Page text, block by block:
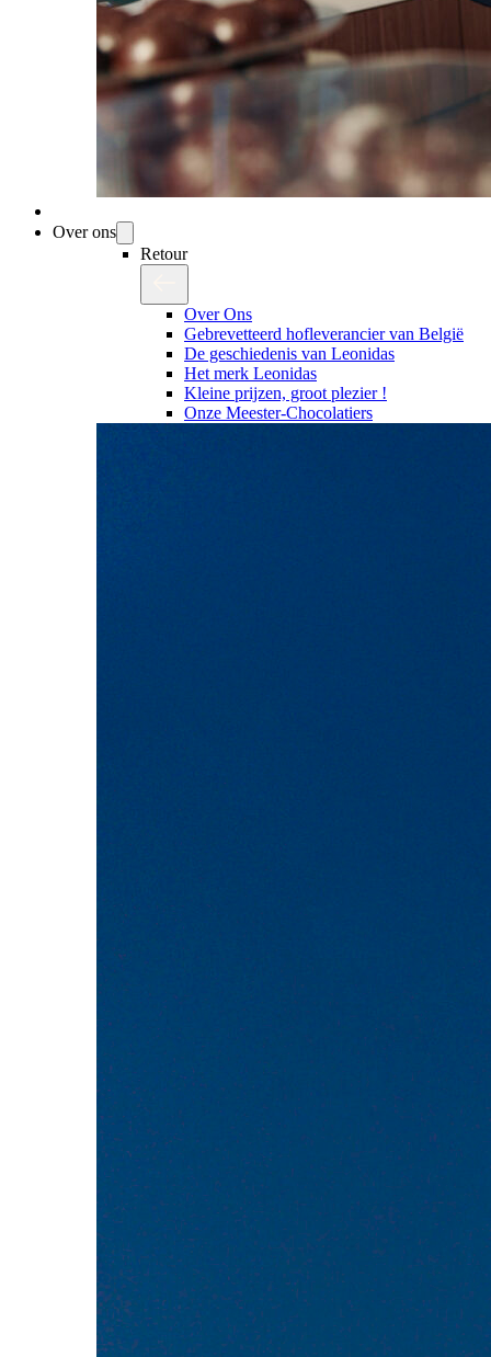
Over ons
Retour
Over Ons
Gebrevetteerd hofleverancier van België
De geschiedenis van Leonidas
Het merk Leonidas
Kleine prijzen, groot plezier !
Onze Meester-Chocolatiers